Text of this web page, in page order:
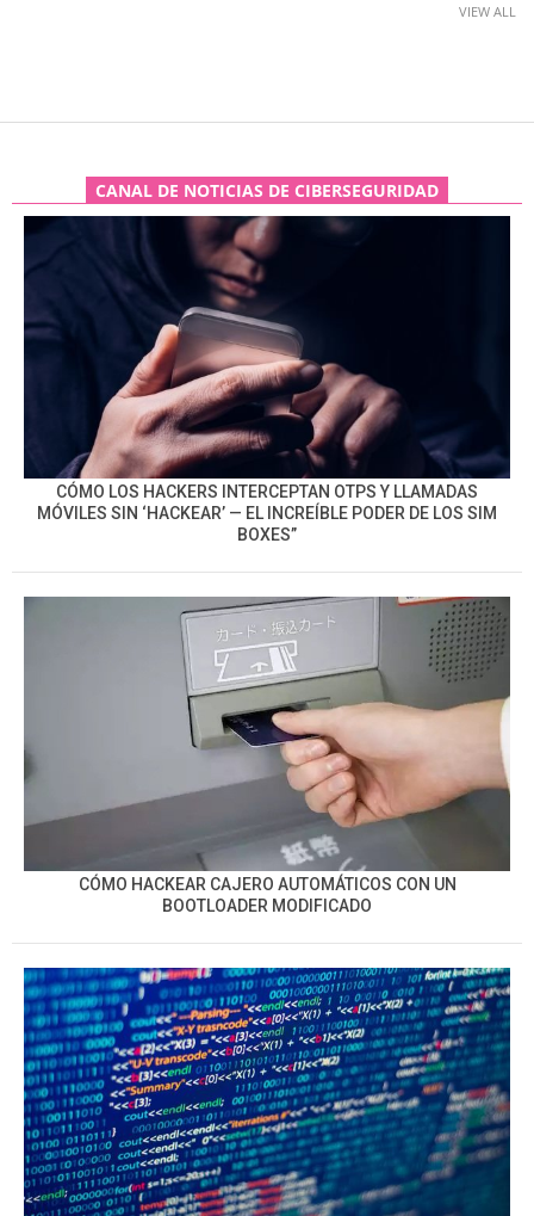
VIEW ALL
CANAL DE NOTICIAS DE CIBERSEGURIDAD
CÓMO LOS HACKERS INTERCEPTAN OTPS Y LLAMADAS
MÓVILES SIN ‘HACKEAR’ — EL INCREÍBLE PODER DE LOS SIM
BOXES”
CÓMO HACKEAR CAJERO AUTOMÁTICOS CON UN
BOOTLOADER MODIFICADO